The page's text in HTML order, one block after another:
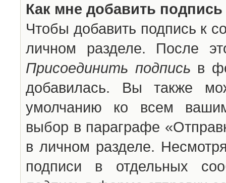
Как мне добавить
Чтобы добавить подпись к
личном разделе. После
Присоединить подпись в
добавилась. Вы также
умолчанию ко всем
выбор в параграфе
в личном разделе.
подписи в отдельных